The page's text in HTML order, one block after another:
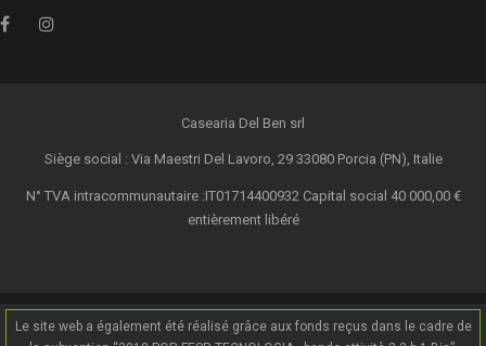
Casearia Del Ben srl
Siège social : Via Maestri Del Lavoro, 29 33080 Porcia (PN), Italie
N° TVA intracommunautaire :IT01714400932 Capital social 40 000,00 €
entièrement libéré
Le site web a également été réalisé grâce aux fonds reçus dans le cadre de